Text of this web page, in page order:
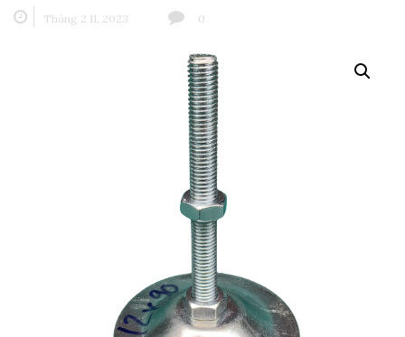
Tháng 2 11, 2023 0